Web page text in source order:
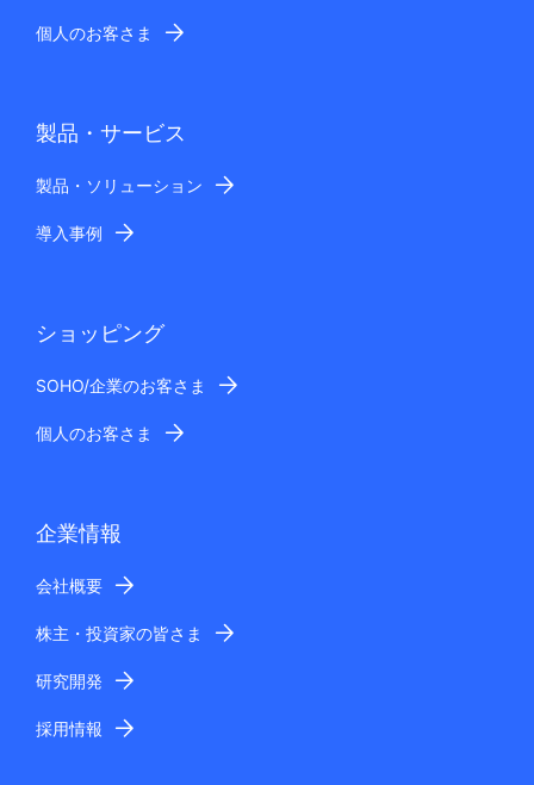
個人のお客さま
製品・サービス
製品・ソリューション
導入事例
ショッピング
SOHO/企業のお客さま
個人のお客さま
企業情報
会社概要
株主・投資家の皆さま
研究開発
採用情報